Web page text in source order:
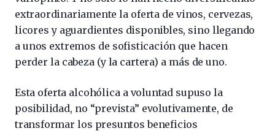
extraordinariamente la oferta de vinos, cervezas,
licores y aguardientes disponibles, sino llegando
a unos extremos de sofisticación que hacen
perder la cabeza (y la cartera) a más de uno.
Esta oferta alcohólica a voluntad supuso la
posibilidad, no “prevista” evolutivamente, de
transformar los presuntos beneficios